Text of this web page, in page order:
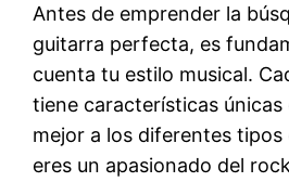
Antes de emprender la
guitarra perfecta, es
cuenta tu estilo musical.
tiene características únicas
mejor a los diferentes tipos
eres un apasionado del